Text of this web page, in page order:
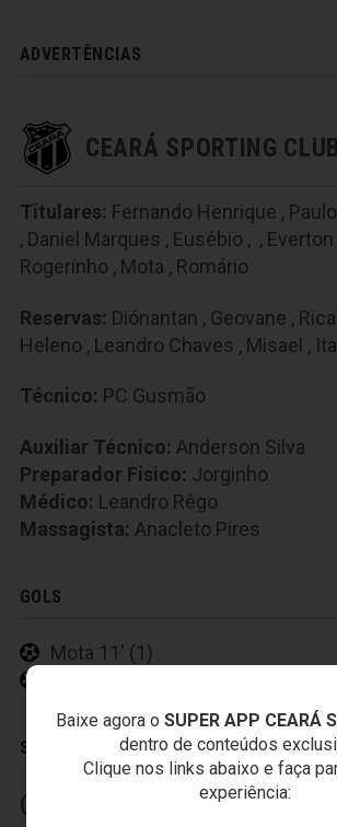
Baixe agora o SUPER APP CEARÁ
dentro de conteúdos
Clique nos links abaixo e faça
experiência:
ADVERTÊNCIAS
CEARÁ SPORTING CLUB
Titulares: Fernando Henrique ,
, Daniel Marques , Eusébio , , Everton
Rogerinho , Mota , Romário
Reservas: Diónantan , Geovane ,
Heleno , Leandro Chaves , Misael ,
Técnico: PC Gusmão
Auxiliar Técnico: Anderson Silva
Preparador Fisico: Jorginho
Médico: Leandro Rêgo
Massagista: Anacleto Pires
GOLS
Mota 11' (1)
SUBSTITUIÇÕES
(1) 14' (2) (2) 26' (2)